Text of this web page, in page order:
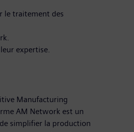
le traitement des
expertise.
Manufacturing
AM Network est un
de simplifier la production